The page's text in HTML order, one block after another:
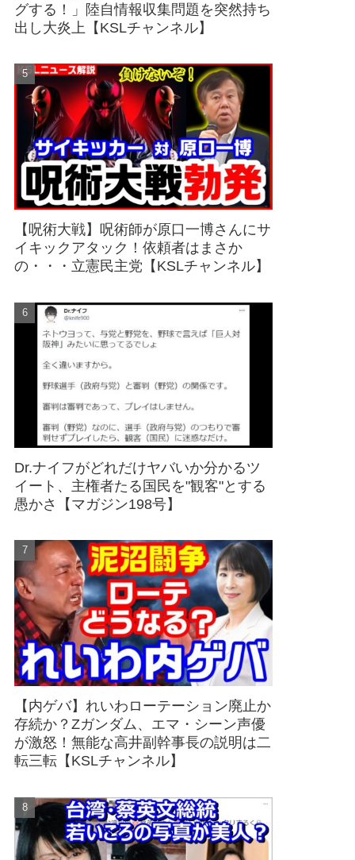
グする！」陸自情報収集問題を突然持ち
出し大炎上【KSLチャンネル】
【呪術大戦】呪術師が原口一博さんにサ
イキックアタック！依頼者はまさか
の・・・立憲民主党【KSLチャンネル】
Dr.ナイフがどれだけヤバいか分かるツ
イート、主権者たる国民を"観客"とする
愚かさ【マガジン198号】
【内ゲバ】れいわローテーション廃止か
存続か？Zガンダム、エマ・シーン声優
が激怒！無能な高井副幹事長の説明は二
転三転【KSLチャンネル】